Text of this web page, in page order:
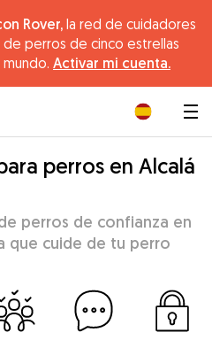
Rover, la red de cuidadores
perros de cinco estrellas
Activar mi cuenta.
perros en Alcalá
perros de confianza en
que cuide de tu perro